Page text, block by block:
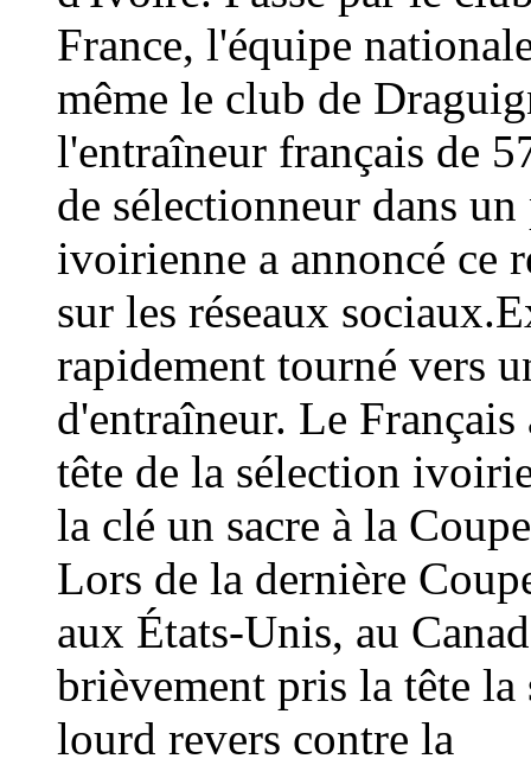
France, l'équipe
même le club de
l'entraîneur français de
de sélectionneur dans
ivoirienne a annoncé ce
sur les réseaux
rapidement tourné vers
d'entraîneur. Le
tête de la sélection
la clé un sacre à la
Lors de la dernière
aux États-Unis, au
brièvement pris la tête
lourd revers contre la